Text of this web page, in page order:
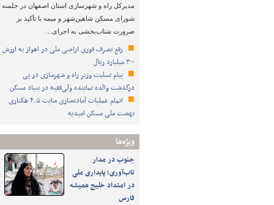
مدیرکل راه و شهرسازی استان اصفهان در جلسه
شورای مسکن شاهین‌شهر و میمه با تأکید بر
ضرورت شتاب‌بخشی به اجرای…
رفع تصرف فوری اراضی ملی در اهواز به ارزش
۳۰۰ میلیارد ریال
پیام تسلیت وزیر راه و شهرسازی در پی
درگذشت والده نماینده ولی‌فقیه در بنیاد مسکن
اتمام عملیات آماده‌سازی سایت ۴.۵ هکتاری
نهضت ملی مسکن امیدیه
ویژه‌ها
جنوب در مدار
تاب‌آوری؛ پایداری ملی
در امتداد خلیج همیشه
فارس